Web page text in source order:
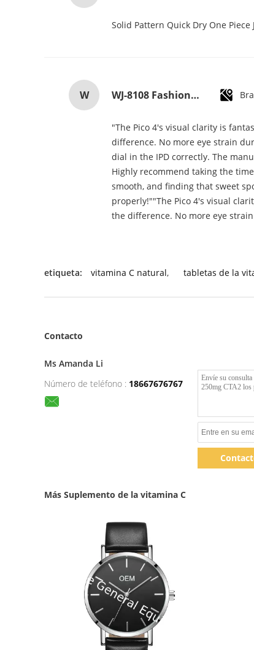
Solid Pattern Quick Dry One
W WJ-8108 Fashionable Simple Men's Watch Waterproof High-quality Quartz watch High-grade Small MOQ OEM watch
"The Pico 4's visual clarity is
difference. No more eye strain
dial in the IPD correctly. The
Highly recommend taking the
smooth, and finding that sweet
properly!""The Pico 4's visual
the difference. No more eye
etiqueta: vitamina C natural, tabletas de la
Contacto
Ms Amanda Li
Número de teléfono : 18667676767
Más Suplemento de la vitamina C